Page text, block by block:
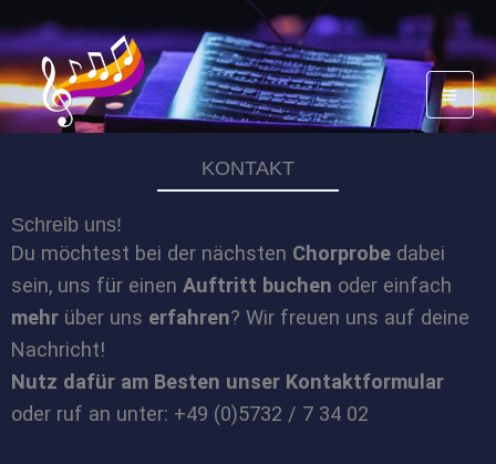
Inhalt
springen
KONTAKT
Schreib uns!
Du möchtest bei der nächsten Chorprobe dabei
sein, uns für einen Auftritt buchen oder einfach
mehr über uns erfahren? Wir freuen uns auf deine
Nachricht!
Nutz dafür am Besten unser Kontaktformular
oder ruf an unter: +49 (0)5732 / 7 34 02